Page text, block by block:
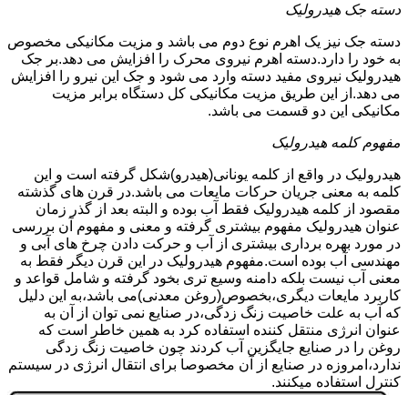
دسته جک هیدرولیک
دسته جک نیز یک اهرم نوع دوم می باشد و مزیت مکانیکی مخصوص
به خود را دارد.دسته اهرم نیروی محرک را افزایش می دهد.بر جک
هیدرولیک نیروی مفید دسته وارد می شود و جک این نیرو را افزایش
می دهد.از این طریق مزیت مکانیکی کل دستگاه برابر مزیت
مکانیکی این دو قسمت می باشد.
مفهوم کلمه هیدرولیک
هیدرولیک در واقع از کلمه یونانی(هیدرو)شکل گرفته است و این
کلمه به معنی جریان حرکات مایعات می باشد.در قرن های گذشته
مقصود از کلمه هیدرولیک فقط آب بوده و البته بعد از گذر زمان
عنوان هیدرولیک مفهوم بیشتری گرفته و معنی و مفهوم آن بررسی
در مورد بهره برداری بیشتری از آب و حرکت دادن چرخ های آبی و
مهندسی آب بوده است.مفهوم هیدرولیک در این قرن دیگر فقط به
معنی آب نیست بلکه دامنه وسیع تری بخود گرفته و شامل قواعد و
کاربرد مایعات دیگری،بخصوص(روغن معدنی)می باشد،به این دلیل
که آب به علت خاصیت زنگ زدگی،در صنایع نمی توان از آن به
عنوان انرژی منتقل کننده استفاده کرد به همین خاطر است که
روغن را در صنایع جایگزین آب کردند چون خاصیت زنگ زدگی
ندارد،امروزه در صنایع از آن مخصوصا برای انتقال انرژی در سیستم
کنترل استفاده میکنند.